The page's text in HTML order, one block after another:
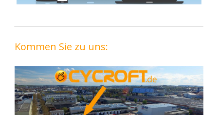
Kommen Sie zu uns: